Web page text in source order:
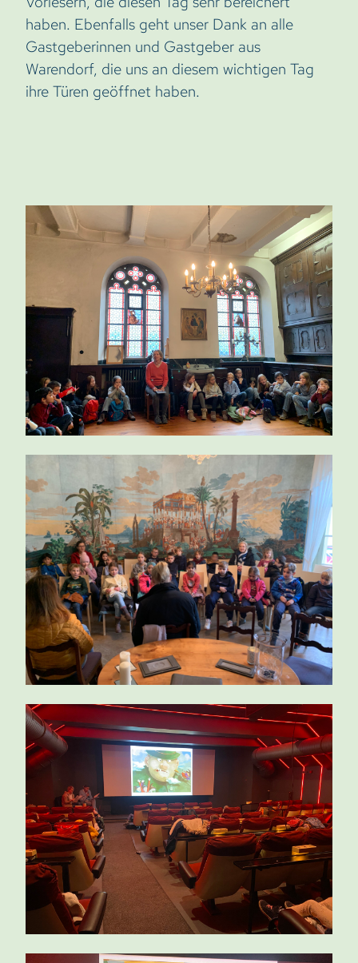
haben. Ebenfalls geht unser Dank an alle
Gastgeberinnen und Gastgeber aus
Warendorf, die uns an diesem wichtigen Tag
ihre Türen geöffnet haben.